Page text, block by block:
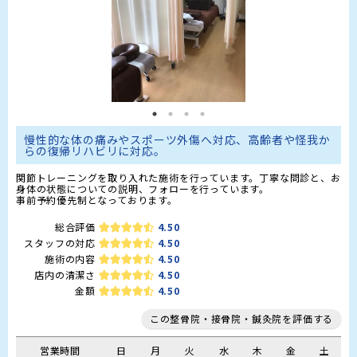
慢性的な体の痛みやスポーツ外傷へ対応、高齢者や怪我か
らの復帰リハビリに対応。
関節トレーニングを取り入れた施術を行っています。丁寧な問診と、お
身体の状態についての説明、フォローを行っています。
総合評価
4.50
スタッフの対応
4.50
施術の内容
4.50
店内の清潔さ
4.50
金額
4.50
この整骨院・接骨院・鍼灸院を評価する
営業時間 日 月 火 水 木 金 土